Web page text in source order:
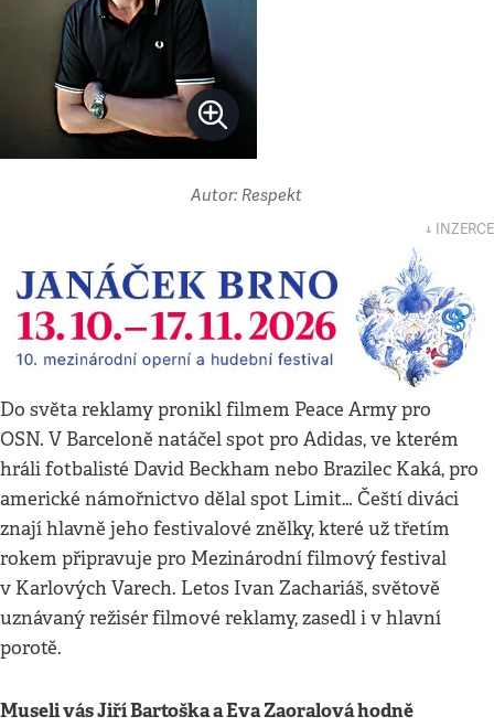
Autor: Respekt
↓ INZERCE
Do světa reklamy pronikl filmem Peace Army pro
OSN. V Barceloně natáčel spot pro Adidas, ve kterém
hráli fotbalisté David Beckham nebo Brazilec Kaká, pro
americké námořnictvo dělal spot Limit… Čeští diváci
znají hlavně jeho festivalové znělky, které už třetím
rokem připravuje pro Mezinárodní filmový festival
v Karlových Varech. Letos Ivan Zachariáš, světově
uznávaný režisér filmové reklamy, zasedl i v hlavní
porotě.
Museli vás Jiří Bartoška a Eva Zaoralová hodně